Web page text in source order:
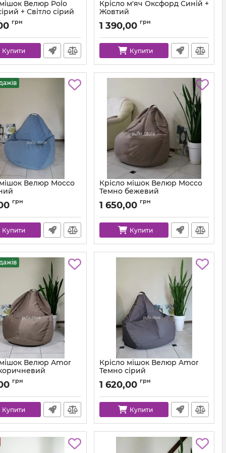
Велюр Polo
+ Світло сірий
polo-17-16-l
грн
Купити
Крісло м'яч Оксфорд Синій +
Жовтий
Артикул: ball-ox-213-111-80
1 390,00 грн
Купити
Велюр Mocco
mocco-82-l
грн
Купити
Крісло мішок Велюр Mocco
Темно бежевий
Артикул: km-mocco-9-l
1 650,00 грн
Купити
Велюр Amor
amor-5-l
грн
Купити
Крісло мішок Велюр Amor
Темно сірий
Артикул: km-amor-95-l
1 620,00 грн
Купити